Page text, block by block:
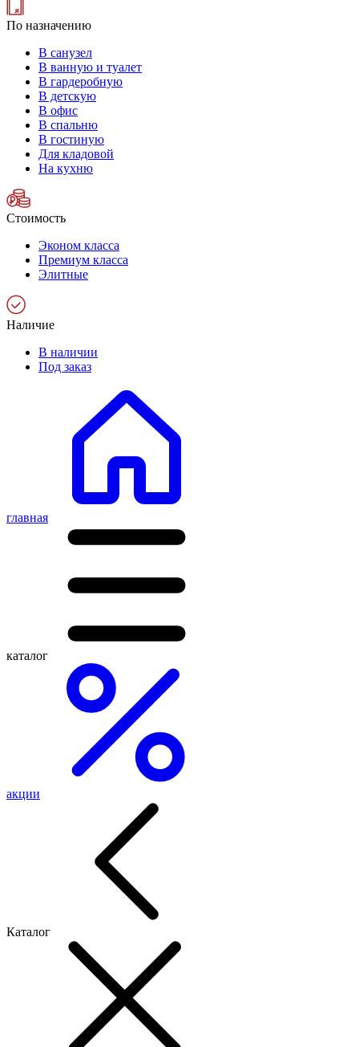
По назначению
В санузел
В ванную и туалет
В гардеробную
В детскую
В офис
В спальню
В гостиную
Для кладовой
На кухню
Стоимость
Эконом класса
Премиум класса
Элитные
Наличие
В наличии
Под заказ
главная
каталог
акции
Каталог